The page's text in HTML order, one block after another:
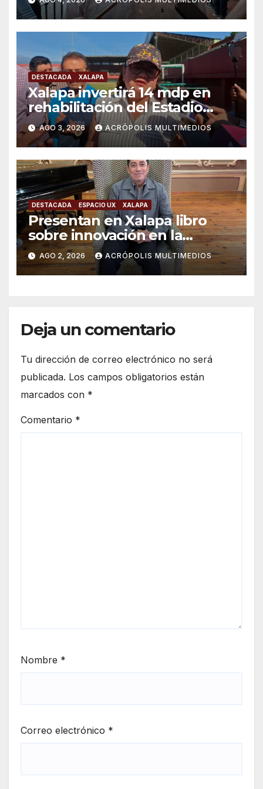
DESTACADA XALAPA
Xalapa invertirá 14 mdp en
rehabilitación del Estadio
Colón
AGO 3, 2026 ACRÓPOLIS MULTIMEDIOS
DESTACADA ESPACIO UX XALAPA
Presentan en Xalapa libro
sobre innovación en la
formación científica
universitaria
AGO 2, 2026 ACRÓPOLIS MULTIMEDIOS
Deja un comentario
Tu dirección de correo electrónico no será
publicada. Los campos obligatorios están
marcados con *
Comentario *
Nombre *
Correo electrónico *